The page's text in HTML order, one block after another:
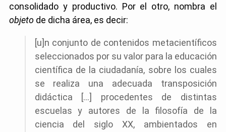
consolidado y productivo. Por el otro, nombra el
objeto de dicha área, es decir:
[u]n conjunto de contenidos metacientíficos
seleccionados por su valor para la educación
científica de la ciudadanía, sobre los cuales
se realiza una adecuada transposición
didáctica [...] procedentes de distintas
escuelas y autores de la filosofía de la
ciencia del siglo XX, ambientados en